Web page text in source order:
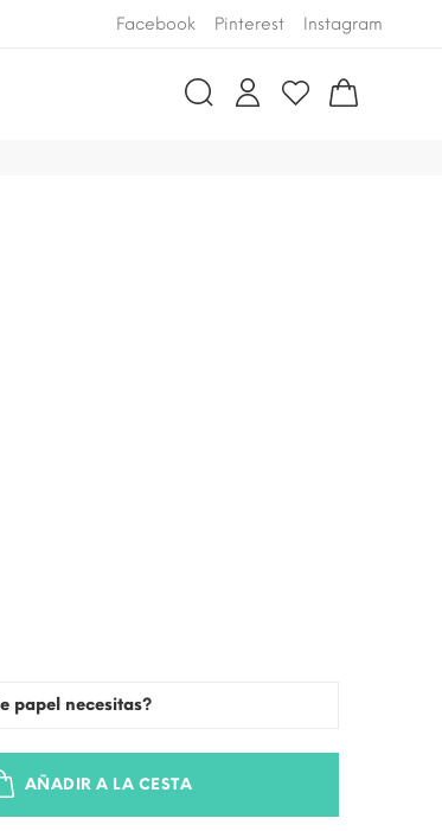
Facebook Pinterest Instagram
papel necesitas?
AÑADIR A LA CESTA